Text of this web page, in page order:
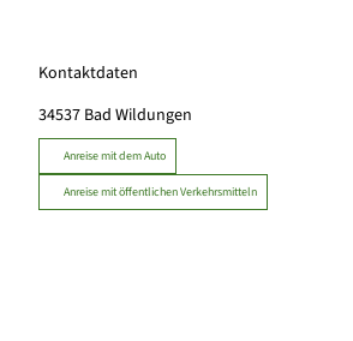
Kontaktdaten
34537 Bad Wildungen
Anreise mit dem Auto
Anreise mit öffentlichen Verkehrsmitteln